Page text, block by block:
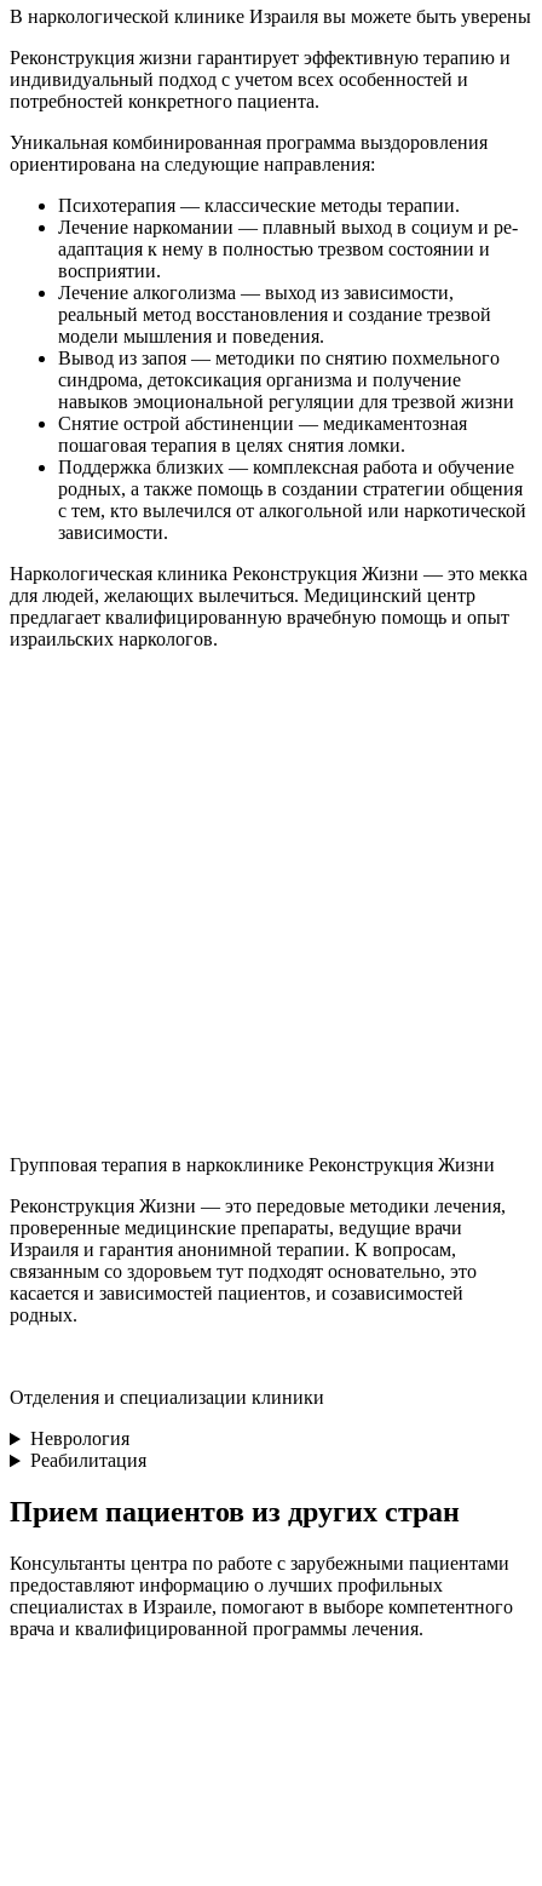
В наркологической клинике Израиля вы можете быть уверены
Реконструкция жизни гарантирует эффективную терапию и
индивидуальный подход с учетом всех особенностей и
потребностей конкретного пациента.
Уникальная комбинированная программа выздоровления
ориентирована на следующие направления:
Психотерапия — классические методы терапии.
Лечение наркомании — плавный выход в социум и ре-
адаптация к нему в полностью трезвом состоянии и
восприятии.
Лечение алкоголизма — выход из зависимости,
реальный метод восстановления и создание трезвой
модели мышления и поведения.
Вывод из запоя — методики по снятию похмельного
синдрома, детоксикация организма и получение
навыков эмоциональной регуляции для трезвой жизни
Снятие острой абстиненции — медикаментозная
пошаговая терапия в целях снятия ломки.
Поддержка близких — комплексная работа и обучение
родных, а также помощь в создании стратегии общения
с тем, кто вылечился от алкогольной или наркотической
зависимости.
Наркологическая клиника Реконструкция Жизни — это мекка
для людей, желающих вылечиться. Медицинский центр
предлагает квалифицированную врачебную помощь и опыт
израильских наркологов.
Групповая терапия в наркоклинике Реконструкция Жизни
Реконструкция Жизни — это передовые методики лечения,
проверенные медицинские препараты, ведущие врачи
Израиля и гарантия анонимной терапии. К вопросам,
связанным со здоровьем тут подходят основательно, это
касается и зависимостей пациентов, и созависимостей
родных.
Отделения и специализации клиники
Неврология
Реабилитация
Прием пациентов из других стран
Консультанты центра по работе с зарубежными пациентами
предоставляют информацию о лучших профильных
специалистах в Израиле, помогают в выборе компетентного
врача и квалифицированной программы лечения.